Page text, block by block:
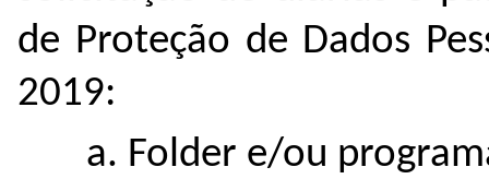
de Proteção de Dados
2019:
a. Folder e/ou